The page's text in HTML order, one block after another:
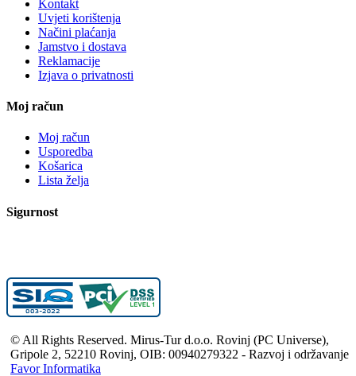
Kontakt
Uvjeti korištenja
Načini plaćanja
Jamstvo i dostava
Reklamacije
Izjava o privatnosti
Moj račun
Moj račun
Usporedba
Košarica
Lista želja
Sigurnost
© All Rights Reserved. Mirus-Tur d.o.o. Rovinj (PC Universe),
Gripole 2, 52210 Rovinj, OIB: 00940279322 - Razvoj i održavanje
Favor Informatika